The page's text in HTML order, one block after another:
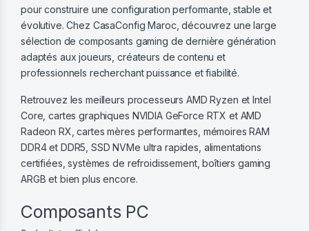
pour construire une configuration performante, stable et
évolutive. Chez CasaConfig Maroc, découvrez une large
sélection de composants gaming de dernière génération
adaptés aux joueurs, créateurs de contenu et
professionnels recherchant puissance et fiabilité.
Retrouvez les meilleurs processeurs AMD Ryzen et Intel
Core, cartes graphiques NVIDIA GeForce RTX et AMD
Radeon RX, cartes mères performantes, mémoires RAM
DDR4 et DDR5, SSD NVMe ultra rapides, alimentations
certifiées, systèmes de refroidissement, boîtiers gaming
ARGB et bien plus encore.
Composants PC